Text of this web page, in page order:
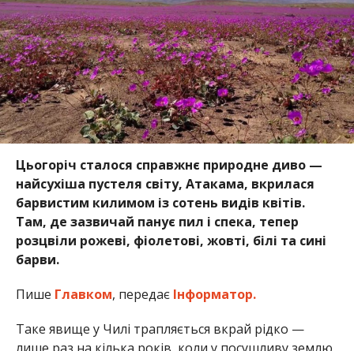
Цьогоріч сталося справжнє природне диво —
найсухіша пустеля світу, Атакама, вкрилася
барвистим килимом із сотень видів квітів.
Там, де зазвичай панує пил і спека, тепер
розцвіли рожеві, фіолетові, жовті, білі та сині
барви.
Пише Главком, передаєІнформатор.
Таке явище у Чилі трапляється вкрай рідко —
лише раз на кілька років, коли у посушливу землю